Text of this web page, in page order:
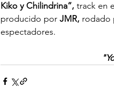
Kiko y Chilindrina”, track en
producido por JMR, rodado
espectadores.